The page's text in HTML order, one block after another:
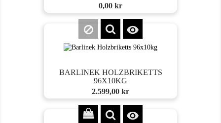
Preis
0,00 kr

BARLINEK HOLZBRIKETTS
96X10KG
Preis
2.599,00 kr
